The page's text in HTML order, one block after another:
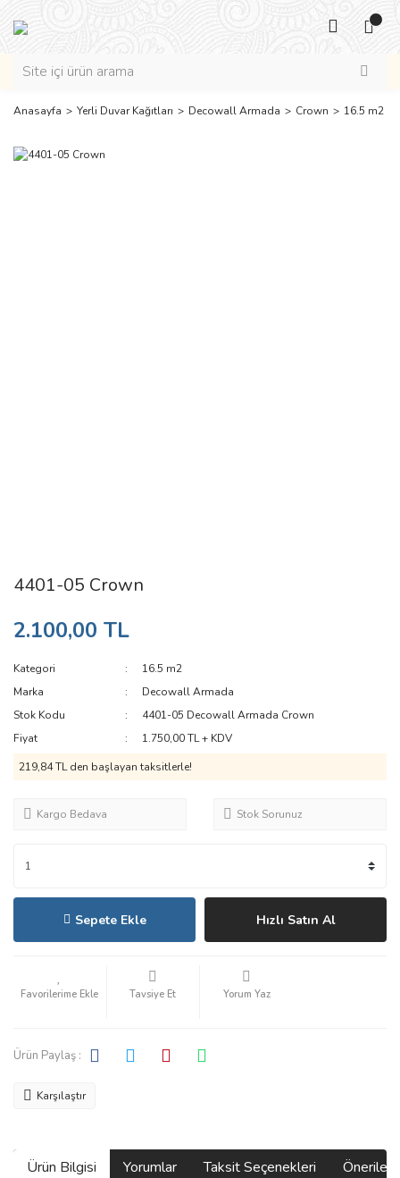
Anasayfa Yerli Duvar Kağıtları Decowall Armada Crown 16.5 m2
4401-05 Crown
2.100,00 TL
Kategori
16.5 m2
Marka
Decowall Armada
Stok Kodu
4401-05 Decowall Armada Crown
Fiyat
1.750,00 TL + KDV
219,84 TL den başlayan taksitlerle!
Kargo Bedava Stok Sorunuz
Sepete Ekle Hızlı Satın Al
Tavsiye Et Yorum Yaz
Ürün Paylaş :
Karşılaştır
Ürün Bilgisi Yorumlar Taksit Seçenekleri